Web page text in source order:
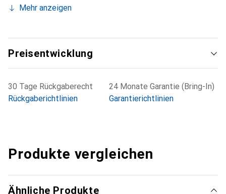
Mehr anzeigen
Preisentwicklung
30 Tage Rückgaberecht
Rückgaberichtlinien
24 Monate Garantie (Bring-In)
Garantierichtlinien
Produkte vergleichen
Ähnliche Produkte